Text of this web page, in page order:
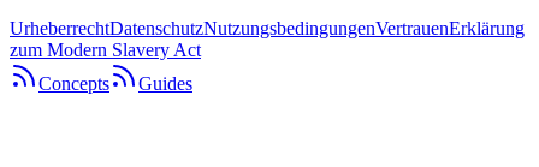
UrheberrechtDatenschutzNutzungsbedingungenVertrauenErklärung
zum Modern Slavery Act
Concepts
Guides